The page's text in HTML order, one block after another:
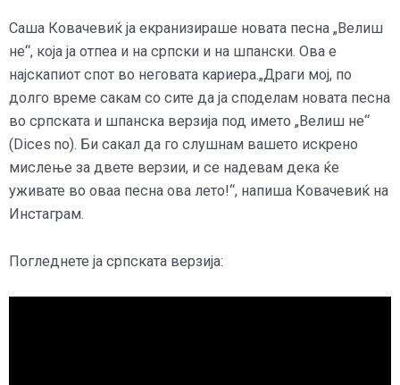
Саша Ковачевиќ ја екранизираше новата песна „Велиш
не“, која ја отпеа и на српски и на шпански. Ова е
најскапиот спот во неговата кариера.„Драги мој, по
долго време сакам со сите да ја споделам новата песна
во српската и шпанска верзија под името „Велиш не“
(Dices no). Би сакал да го слушнам вашето искрено
мислење за двете верзии, и се надевам дека ќе
уживате во оваа песна ова лето!“, напиша Ковачевиќ на
Инстаграм.
Погледнете ја српската верзија: